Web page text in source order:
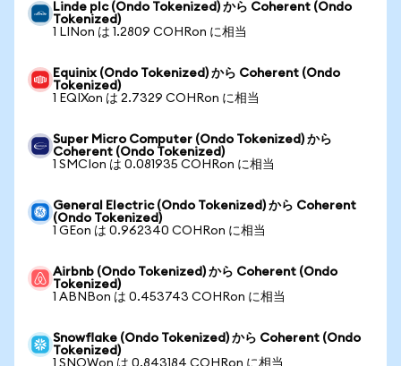
Linde plc (Ondo Tokenized) から Coherent (Ondo
Tokenized)
1 LINon は 1.2809 COHRon に相当
Equinix (Ondo Tokenized) から Coherent (Ondo
Tokenized)
1 EQIXon は 2.7329 COHRon に相当
Super Micro Computer (Ondo Tokenized) から
Coherent (Ondo Tokenized)
1 SMCIon は 0.081935 COHRon に相当
General Electric (Ondo Tokenized) から Coherent
(Ondo Tokenized)
1 GEon は 0.962340 COHRon に相当
Airbnb (Ondo Tokenized) から Coherent (Ondo
Tokenized)
1 ABNBon は 0.453743 COHRon に相当
Snowflake (Ondo Tokenized) から Coherent (Ondo
Tokenized)
1 SNOWon は 0.843184 COHRon に相当